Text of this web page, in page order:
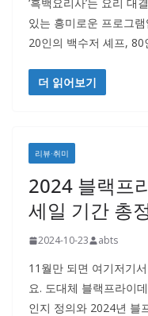
있는 흥미로운 프로그
20인의 백수저 셰프, 80
더 읽어보기
리뷰·취미
2024 블랙프
세일 기간 총
2024-10-23 abts
11월만 되면 여기저기
요. 도대체 블랙프라이
인지 정의와 2024년 블